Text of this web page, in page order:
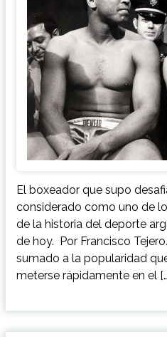
El boxeador que supo
considerado como uno de
de la historia del deporte
de hoy. Por Francisco
sumado a la popularidad
meterse rápidamente en el